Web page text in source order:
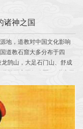
神之国
地，道教对中国文化影响
道教石窟大多分布于四
鹄山，大足石门山、舒成
教石窟不仅改写了“道本无